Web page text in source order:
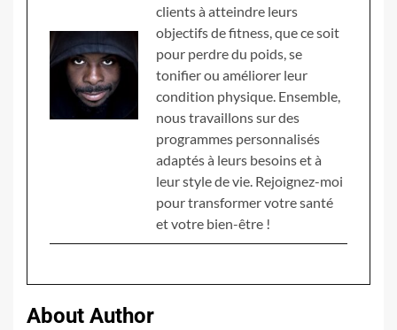
clients à atteindre leurs
objectifs de fitness, que ce soit
pour perdre du poids, se
tonifier ou améliorer leur
condition physique. Ensemble,
nous travaillons sur des
programmes personnalisés
adaptés à leurs besoins et à
leur style de vie. Rejoignez-moi
pour transformer votre santé
et votre bien-être !
About Author